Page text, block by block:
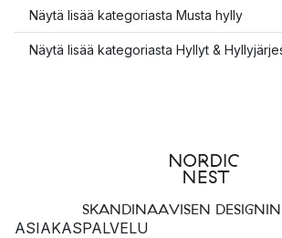
Näytä lisää kategoriasta Musta hylly
Näytä lisää kategoriasta Hyllyt &
SKANDINAAVISEN DESIGNIN
ASIAKASPALVELU